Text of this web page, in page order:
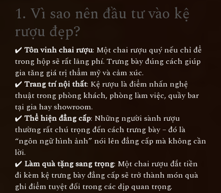
1. Vì sao nên đầu tư vào kệ
rượu đẹp?
✔️ Tôn vinh chai rượu: Một chai rượu quý nếu chỉ để
trong hộp sẽ rất lãng phí. Trưng bày đúng cách giúp
gia tăng giá trị thẩm mỹ và cảm xúc.
✔️ Trang trí nội thất: Kệ rượu là điểm nhấn nghệ
thuật trong phòng khách, phòng làm việc, quầy bar
tại gia hay showroom.
✔️ Thể hiện đẳng cấp: Những người sành rượu
thường rất chú trọng đến cách trưng bày – đó là
“ngôn ngữ hình ảnh” nói lên đẳng cấp mà không cần
lời.
✔️ Làm quà tặng sang trọng: Một chai rượu đắt tiền
đi kèm kệ trưng bày đẳng cấp sẽ trở thành món quà
ghi điểm tuyệt đối trong các dịp quan trọng.